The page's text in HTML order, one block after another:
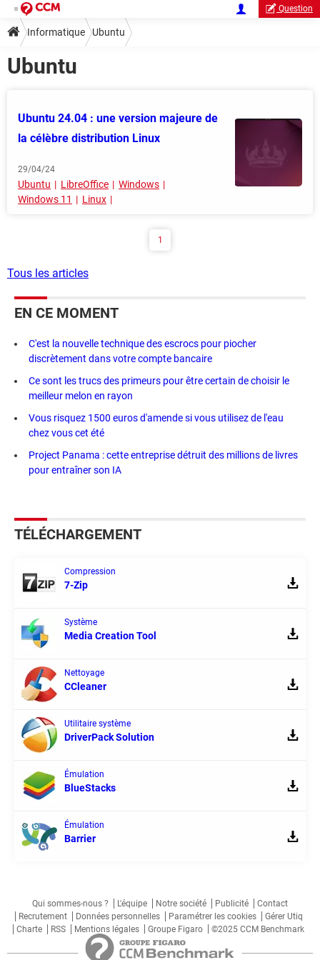
Question
Informatique Ubuntu
Ubuntu
Ubuntu 24.04 : une version majeure de
la célèbre distribution Linux
29/04/24
Ubuntu LibreOffice
Windows
Windows 11
Linux
1
Tous les articles
EN CE MOMENT
C'est la nouvelle technique des escrocs pour piocher
discrètement dans votre compte bancaire
Ce sont les trucs des primeurs pour être certain de choisir le
meilleur melon en rayon
Vous risquez 1500 euros d'amende si vous utilisez de l'eau
chez vous cet été
Project Panama : cette entreprise détruit des millions de livres
pour entraîner son IA
TÉLÉCHARGEMENT
Compression
7-Zip
Système
Media Creation Tool
Nettoyage
CCleaner
Utilitaire système
DriverPack Solution
Émulation
BlueStacks
Émulation
Barrier
Qui sommes-nous ? L'équipe Notre société Publicité
Contact
Recrutement
Données personnelles Paramétrer les cookies
Gérer Utiq
Charte
RSS Mentions légales Groupe Figaro ©2025 CCM Benchmark